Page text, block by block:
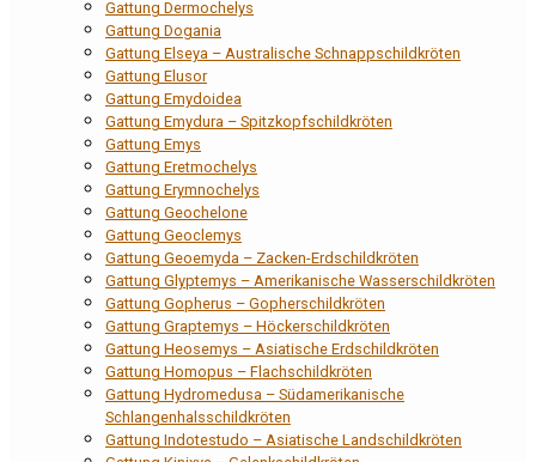
Gattung Dermochelys
Gattung Dogania
Gattung Elseya – Australische Schnappschildkröten
Gattung Elusor
Gattung Emydoidea
Gattung Emydura – Spitzkopfschildkröten
Gattung Emys
Gattung Eretmochelys
Gattung Erymnochelys
Gattung Geochelone
Gattung Geoclemys
Gattung Geoemyda – Zacken-Erdschildkröten
Gattung Glyptemys – Amerikanische Wasserschildkröten
Gattung Gopherus – Gopherschildkröten
Gattung Graptemys – Höckerschildkröten
Gattung Heosemys – Asiatische Erdschildkröten
Gattung Homopus – Flachschildkröten
Gattung Hydromedusa – Südamerikanische
Schlangenhalsschildkröten
Gattung Indotestudo – Asiatische Landschildkröten